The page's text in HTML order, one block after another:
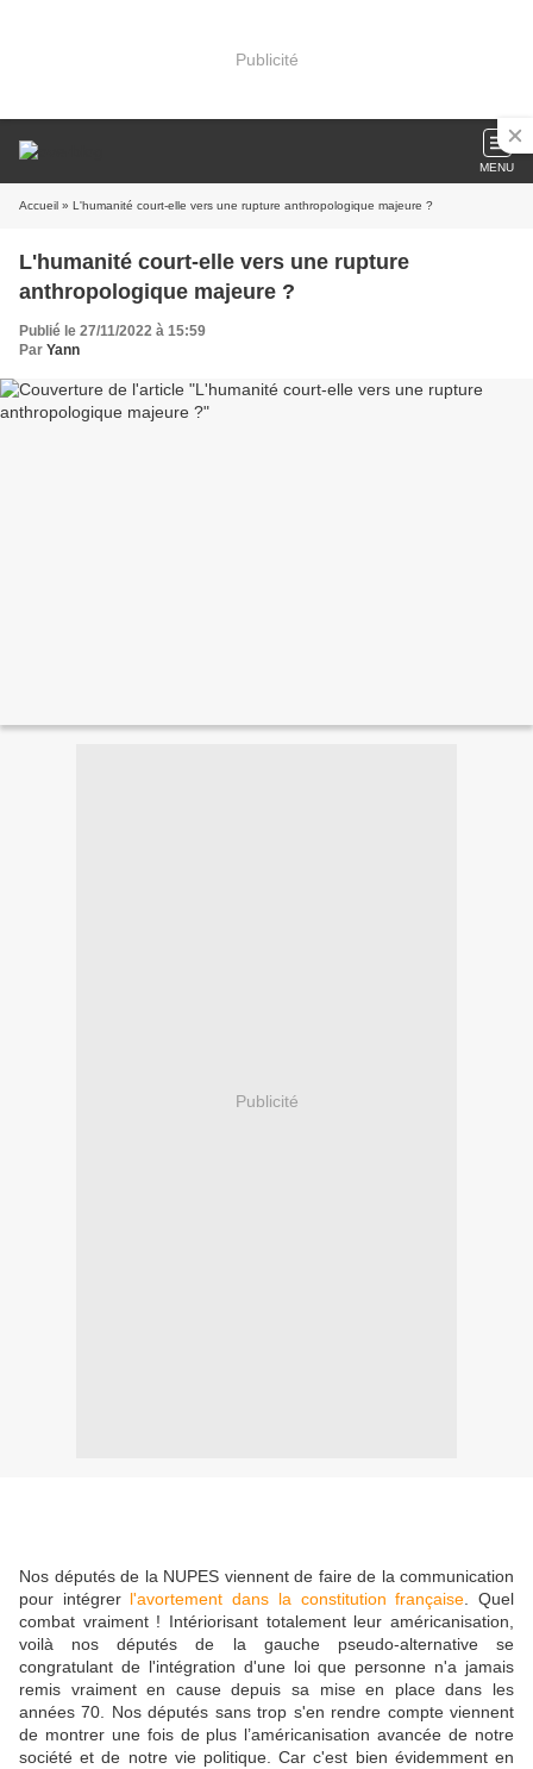
Publicité
MENU
Accueil » L'humanité court-elle vers une rupture anthropologique majeure ?
L'humanité court-elle vers une rupture
anthropologique majeure ?
Publié le 27/11/2022 à 15:59
Par Yann
Publicité
Nos députés de la NUPES viennent de faire de la communication
pour intégrer l'avortement dans la constitution française . Quel
combat vraiment ! Intériorisant totalement leur américanisation,
voilà nos députés de la gauche pseudo-alternative se
congratulant de l'intégration d'une loi que personne n'a jamais
remis vraiment en cause depuis sa mise en place dans les
années 70. Nos députés sans trop s'en rendre compte viennent
de montrer une fois de plus l’américanisation avancée de notre
société et de notre vie politique. Car c'est bien évidemment en